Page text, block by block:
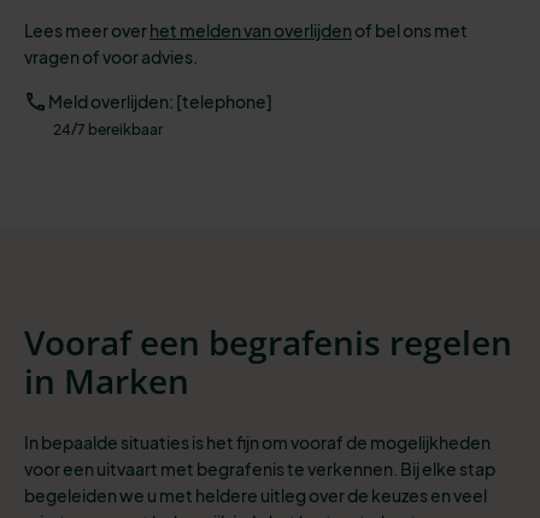
Lees meer overhet melden van overlijden of bel ons met
vragen of voor advies.
Meld overlijden: [telephone]
24/7 bereikbaar
Vooraf een begrafenis regelen
in Marken
In bepaalde situaties is het fijn om vooraf de mogelijkheden
voor een uitvaart met begrafenis te verkennen. Bij elke stap
begeleiden we u met heldere uitleg over de keuzes en veel